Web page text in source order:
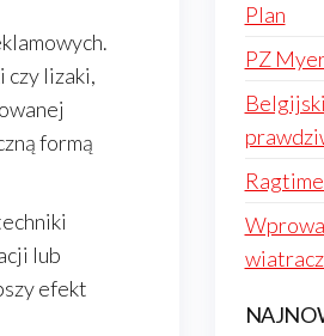
czy lizaki,
formą
lub
efekt
Plan
PZ